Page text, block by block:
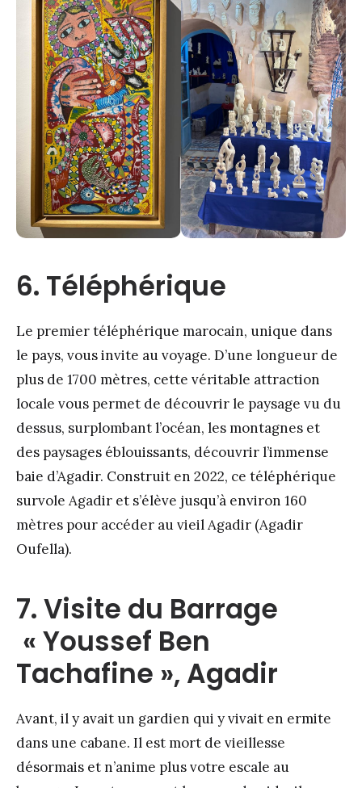
6. Téléphérique
Le premier téléphérique marocain, unique dans
le pays, vous invite au voyage. D’une longueur de
plus de 1700 mètres, cette véritable attraction
locale vous permet de découvrir le paysage vu du
dessus, surplombant l’océan, les montagnes et
des paysages éblouissants, découvrir l’immense
baie d’Agadir. Construit en 2022, ce téléphérique
survole Agadir et s’élève jusqu’à environ 160
mètres pour accéder au vieil Agadir (Agadir
Oufella).
7. Visite du Barrage
« Youssef Ben
Tachafine », Agadir
Avant, il y avait un gardien qui y vivait en ermite
dans une cabane. Il est mort de vieillesse
désormais et n’anime plus votre escale au